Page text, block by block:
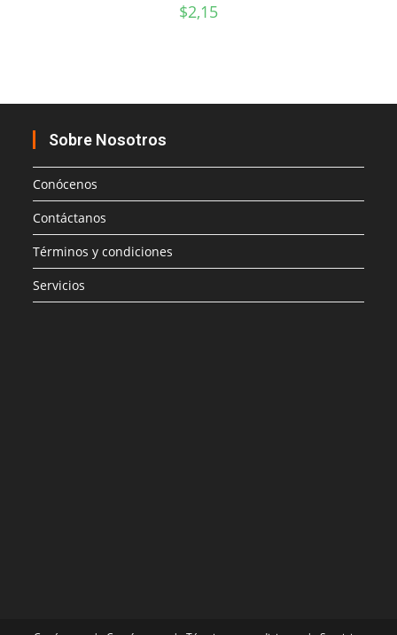
$2,15
Sobre Nosotros
Conócenos
Contáctanos
Términos y condiciones
Servicios